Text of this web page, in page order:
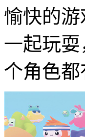
愉快的
一起玩
个角色